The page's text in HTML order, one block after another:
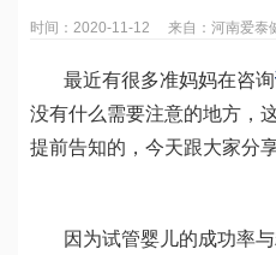
时间：2020-11-12 来自：河南爱泰
最近有很多准妈妈在咨询
没有什么需要注意的地方，
提前告知的，今天跟大家分享
因为试管婴儿的成功率